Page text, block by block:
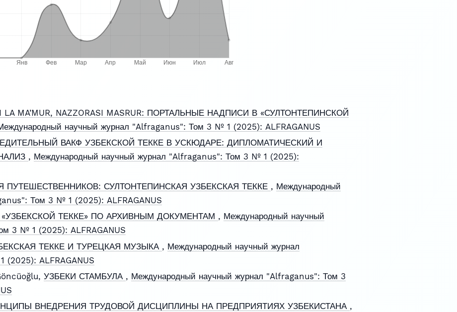
LA MA’MUR, NAZZORASI MASRUR: ПОРТАЛЬНЫЕ НАДПИСИ В «СУЛТОНТЕПИНСКОЙ
научный журнал "Alfraganus": Том 3 № 1 (2025): ALFRAGANUS
ВАКФ УЗБЕКСКОЙ ТЕККЕ В УСКЮДАРЕ: ДИПЛОМАТИЧЕСКИЙ И
, Международный научный журнал "Alfraganus": Том 3 № 1 (2025):
ПУТЕШЕСТВЕННИКОВ: СУЛТОНТЕПИНСКАЯ УЗБЕКСКАЯ ТЕККЕ , Международный
Том 3 № 1 (2025): ALFRAGANUS
ТЕККЕ» ПО АРХИВНЫМ ДОКУМЕНТАМ , Международный научный
3 № 1 (2025): ALFRAGANUS
ТЕККЕ И ТУРЕЦКАЯ МУЗЫКА , Международный научный журнал
ALFRAGANUS
УЗБЕКИ СТАМБУЛА , Международный научный журнал "Alfraganus": Том 3
ВНЕДРЕНИЯ ТРУДОВОЙ ДИСЦИПЛИНЫ НА ПРЕДПРИЯТИЯХ УЗБЕКИСТАНА ,